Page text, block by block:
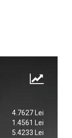
4.7627 Lei
1.4561 Lei
5.4233 Lei